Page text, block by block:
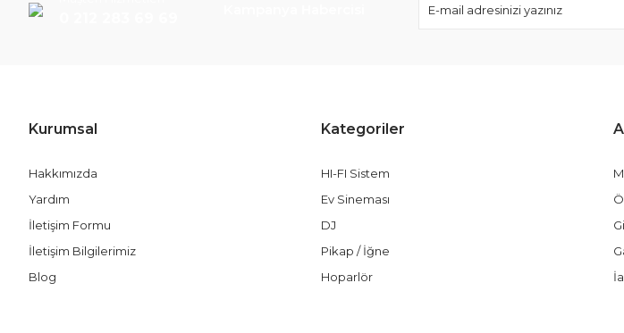
Kurumsal
Hakkımızda
Yardım
İletişim Formu
İletişim Bilgilerimiz
Blog
Kategoriler
HI-FI Sistem
Ev Sineması
DJ
Pikap / İğne
Hoparlör